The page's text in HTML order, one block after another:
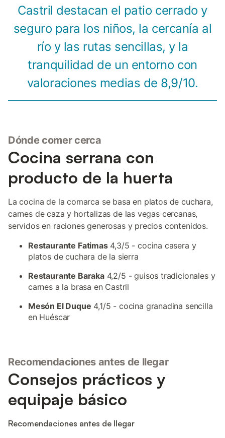
Castril destacan el patio cerrado y
seguro para los niños, la cercanía al
río y las rutas sencillas, y la
tranquilidad de un entorno con
valoraciones medias de 8,9/10.
Dónde comer cerca
Cocina serrana con
producto de la huerta
La cocina de la comarca se basa en platos de cuchara,
carnes de caza y hortalizas de las vegas cercanas,
servidos en raciones generosas y precios contenidos.
Restaurante Fatimas4,3/5 - cocina casera y
platos de cuchara de la sierra
Restaurante Baraka4,2/5 - guisos tradicionales y
carnes a la brasa en Castril
Mesón El Duque 4,1/5 - cocina granadina sencilla
en Huéscar
Recomendaciones antes de llegar
Consejos prácticos y
equipaje básico
Recomendaciones antes de llegar